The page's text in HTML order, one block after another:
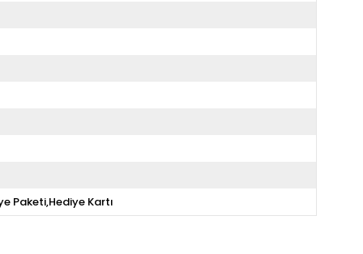
Paketi,Hediye Kartı